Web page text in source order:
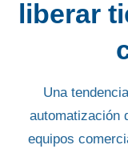
liberar
Una
automatización
equipos